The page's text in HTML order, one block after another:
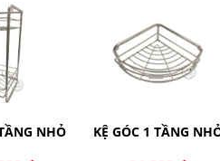
NHỎ DẮT DAO GỖ ĐỨNG